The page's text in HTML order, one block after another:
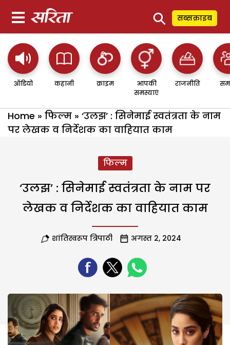
⚲ सब्सक्राइब
ऑडियो कहानी क्राइम
आपकी
समस्याएं
राजनीति
Home » फिल्म » ‘उलझ’ : सिनेमाई स्वतंत्रता के नाम
पर लेखक व निर्देशक का वाहियात काम
फिल्म
‘उलझ’ : सिनेमाई स्वतंत्रता के नाम पर
लेखक व निर्देशक का वाहियात काम
शांतिस्वरूप त्रिपाठी अगस्त 2, 2024